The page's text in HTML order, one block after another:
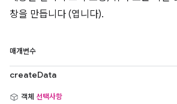
창을 만듭니다 (엽니다).
매개변수
createData
객체 선택사항